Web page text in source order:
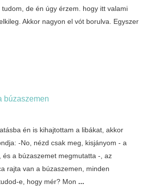
de én úgy érzem. hogy itt valami
Akkor nagyon el vót borulva. Egyszer
búzaszemen
én is kihajtottam a libákat, akkor
-No, nézd csak meg, kisjányom - a
és a búzaszemet megmutatta -, az
rajta van a búzaszemen, minden
e, hogy mér? Mon ...